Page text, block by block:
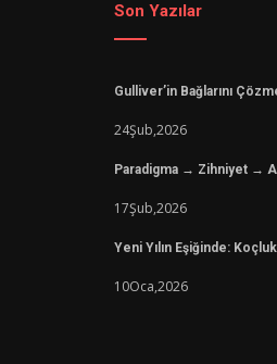
Son Yazılar
Gulliver’in Bağlarını
24Şub,2026
Paradigma → Zihniyet →
17Şub,2026
Yeni Yılın Eşiğinde:
10Oca,2026